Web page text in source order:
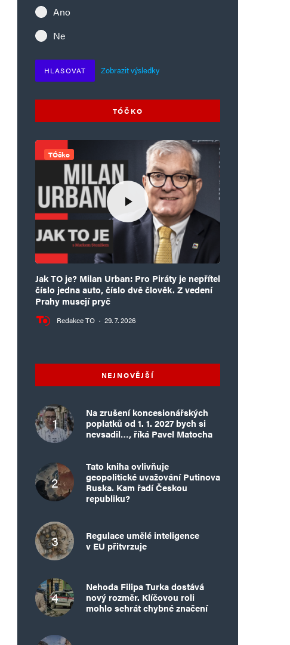
Ano
Ne
HLASOVAT Zobrazit výsledky
TÓČKO
TÓčko
Jak TO je? Milan Urban: Pro Piráty je nepřítel
číslo jedna auto, číslo dvě člověk. Z vedení
Prahy musejí pryč
Redakce TO · 29. 7. 2026
NEJNOVĚJŠÍ
Na zrušení koncesionářských
poplatků od 1. 1. 2027 bych si
nevsadil…, říká Pavel Matocha
Tato kniha ovlivňuje
geopolitické uvažování Putinova
Ruska. Kam řadí Českou
republiku?
Regulace umělé inteligence
v EU přitvrzuje
Nehoda Filipa Turka dostává
nový rozměr. Klíčovou roli
mohlo sehrát chybné značení